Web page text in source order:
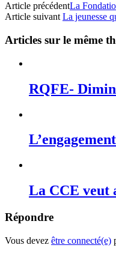
Article précédentLa
Article suivant La jeunesse
Articles sur le même
RQFE-
La CCE veut
Répondre
Vous devez être connecté(e)